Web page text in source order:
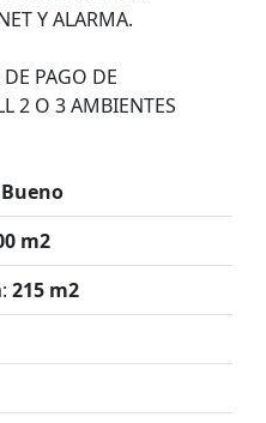
Y ALARMA.
PAGO DE
2 O 3 AMBIENTES
m2
215 m2